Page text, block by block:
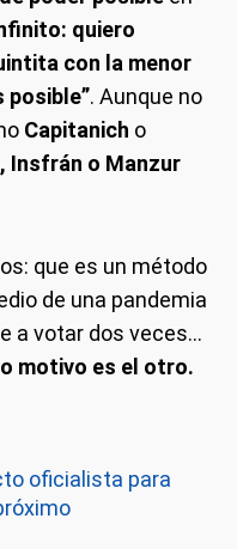
quiero
con la menor
. Aunque no
Capitanich o
Insfrán o Manzur
que es un método
de una pandemia
a votar dos veces…
motivo es el otro.
oficialista para